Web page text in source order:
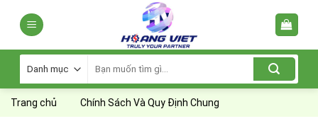
kiếm:
Trang chủ Chính Sách Và Quy Định Chung